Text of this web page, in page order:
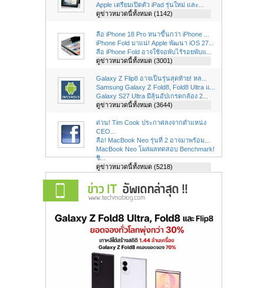
Apple เตรียมเปิดตัว iPad รุ่นใหม่ และ...
ดูข่าวหมวดนี้ทั้งหมด (1142)
ลือ iPhone 18 Pro หนาขึ้นกว่า iPhone ...
iPhone Fold มาแน่! Apple พัฒนา iOS 27...
ลือ iPhone Fold อาจใช้จอพับไร้รอยพับแ...
ดูข่าวหมวดนี้ทั้งหมด (3001)
Galaxy Z Flip8 อาจเป็นรุ่นสุดท้าย! หล...
Samsung Galaxy Z Fold8, Fold8 Ultra แ...
Galaxy S27 Ultra มีลุ้นอัปเกรดกล้อง 2...
ดูข่าวหมวดนี้ทั้งหมด (3644)
ด่วน! Tim Cook ประกาศลงจากตำแหน่ง
CEO...
ลือ! MacBook Neo รุ่นที่ 2 อาจมาพร้อม...
MacBook Neo โผล่ผลทดสอบ Benchmark!
ชิ...
ดูข่าวหมวดนี้ทั้งหมด (5218)